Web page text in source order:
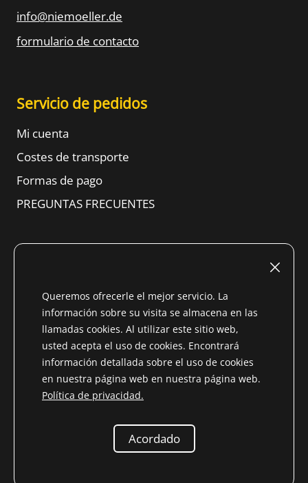
info@niemoeller.de
formulario de contacto
Servicio de pedidos
Mi cuenta
Costes de transporte
Formas de pago
PREGUNTAS FRECUENTES
Pie de imprenta (alemán)
Condiciones de uso
Derecho de retractación
TÉRMINOS Y CONDICIONES GENERALES
Información sobre protección de datos
Queremos ofrecerle el mejor servicio. La
información sobre su visita se almacena en las
llamadas cookies. Al utilizar este sitio web,
usted acepta el uso de cookies. Encontrará
información detallada sobre el uso de cookies
en nuestra página web en nuestra página web.
Política de privacidad.
Acordado